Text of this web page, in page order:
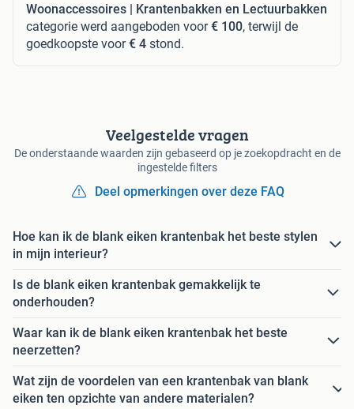
Woonaccessoires | Krantenbakken en Lectuurbakken
categorie werd aangeboden voor€ 100, terwijl de
goedkoopste voor€ 4 stond.
Veelgestelde vragen
De onderstaande waarden zijn gebaseerd op je zoekopdracht en de
ingestelde filters
Deel opmerkingen over deze FAQ
Hoe kan ik de blank eiken krantenbak het beste stylen
in mijn interieur?
Is de blank eiken krantenbak gemakkelijk te
onderhouden?
Waar kan ik de blank eiken krantenbak het beste
neerzetten?
Wat zijn de voordelen van een krantenbak van blank
eiken ten opzichte van andere materialen?